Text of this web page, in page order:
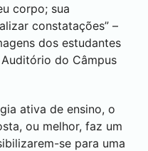
corpo; sua
constatações” –
dos estudantes
do Câmpus
ativa de ensino, o
ou melhor, faz um
se para uma